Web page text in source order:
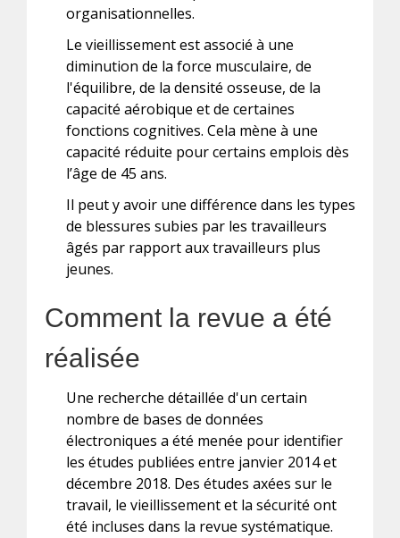
organisationnelles.
Le vieillissement est associé à une
diminution de la force musculaire, de
l'équilibre, de la densité osseuse, de la
capacité aérobique et de certaines
fonctions cognitives. Cela mène à une
capacité réduite pour certains emplois dès
l’âge de 45 ans.
Il peut y avoir une différence dans les types
de blessures subies par les travailleurs
âgés par rapport aux travailleurs plus
jeunes.
Comment la revue a été
réalisée
Une recherche détaillée d'un certain
nombre de bases de données
électroniques a été menée pour identifier
les études publiées entre janvier 2014 et
décembre 2018. Des études axées sur le
travail, le vieillissement et la sécurité ont
été incluses dans la revue systématique.